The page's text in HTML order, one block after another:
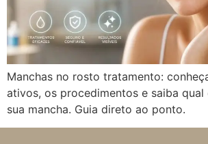
Manchas no rosto tratamento:
ativos, os procedimentos e saiba qual
sua mancha. Guia direto ao ponto.